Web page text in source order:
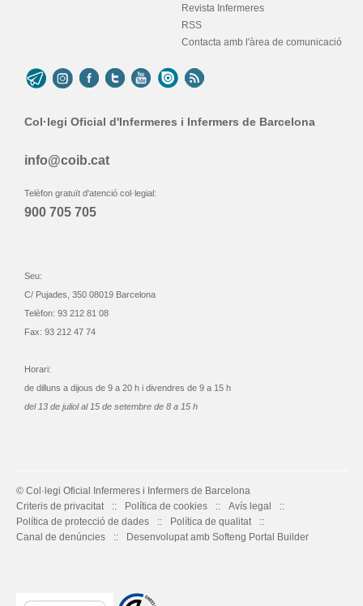
Revista Infermeres
RSS
Contacta amb l'àrea de comunicació
Col·legi Oficial d'Infermeres i Infermers de Barcelona
info@coib.cat
Telèfon gratuït d'atenció col·legial:
900 705 705
Seu:
C/ Pujades, 350 08019 Barcelona
Telèfon: 93 212 81 08
Fax: 93 212 47 74
Horari:
de dilluns a dijous de 9 a 20 h i divendres de 9 a 15 h
del 13 de juliol al 15 de setembre de 8 a 15 h
© Col·legi Oficial Infermeres i Infermers de Barcelona
Criteris de privacitat
Política de cookies
Avís legal
Política de protecció de dades
Política de qualitat
Canal de denúncies
Desenvolupat amb Softeng Portal Builder